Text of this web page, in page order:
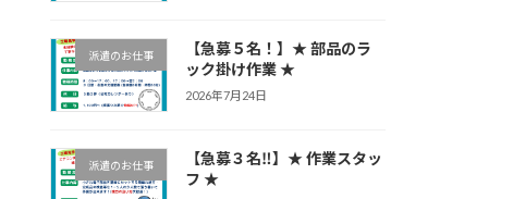
派遣のお仕事
【急募５名！】★ 部品のラ
ック掛け作業 ★
2026年7月24日
派遣のお仕事
【急募３名‼】★ 作業スタッ
フ ★